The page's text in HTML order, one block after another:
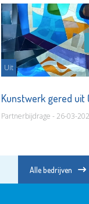
Uit
Kunstwerk gered uit
Partnerbijdrage - 26-03-
Alle bedrijven